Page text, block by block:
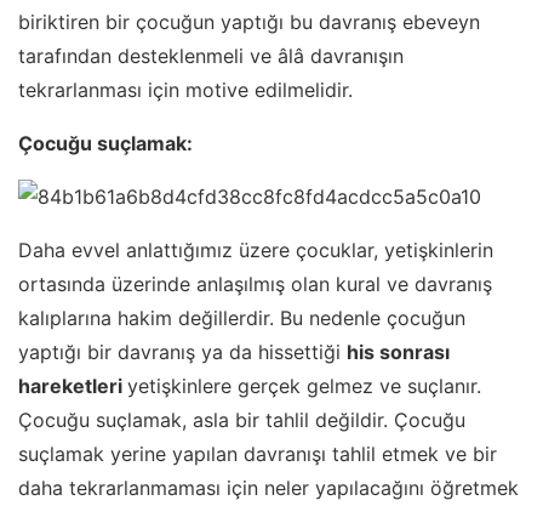
biriktiren bir çocuğun yaptığı bu davranış ebeveyn
tarafından desteklenmeli ve âlâ davranışın
tekrarlanması için motive edilmelidir.
Çocuğu suçlamak:
Daha evvel anlattığımız üzere çocuklar, yetişkinlerin
ortasında üzerinde anlaşılmış olan kural ve davranış
kalıplarına hakim değillerdir. Bu nedenle çocuğun
yaptığı bir davranış ya da hissettiği his sonrası
hareketleri yetişkinlere gerçek gelmez ve suçlanır.
Çocuğu suçlamak, asla bir tahlil değildir. Çocuğu
suçlamak yerine yapılan davranışı tahlil etmek ve bir
daha tekrarlanmaması için neler yapılacağını öğretmek